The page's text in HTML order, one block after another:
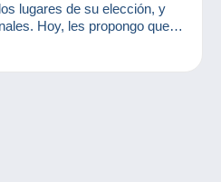
lugares de su elección, y
Hoy, les propongo que
sobre el tema de la cocina.